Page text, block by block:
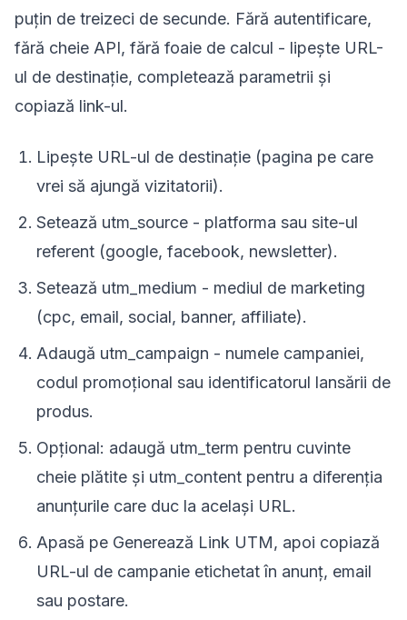
puțin de treizeci de secunde. Fără autentificare,
fără cheie API, fără foaie de calcul - lipește URL-
ul de destinație, completează parametrii și
copiază link-ul.
Lipește URL-ul de destinație (pagina pe care
vrei să ajungă vizitatorii).
Setează utm_source - platforma sau site-ul
referent (google, facebook, newsletter).
Setează utm_medium - mediul de marketing
(cpc, email, social, banner, affiliate).
Adaugă utm_campaign - numele campaniei,
codul promoțional sau identificatorul lansării de
produs.
Opțional: adaugă utm_term pentru cuvinte
cheie plătite și utm_content pentru a diferenția
anunțurile care duc la același URL.
Apasă pe Generează Link UTM, apoi copiază
URL-ul de campanie etichetat în anunț, email
sau postare.